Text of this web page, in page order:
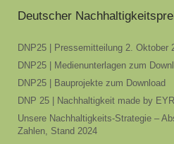
Deutscher
DNP25 | Pressemitteilung 2. Oktober
DNP25 | Medienunterlagen zum
DNP25 | Bauprojekte zum Download
DNP 25 | Nachhaltigkeit made by
Unsere Nachhaltigkeits-Strategie –
Zahlen, Stand 2024